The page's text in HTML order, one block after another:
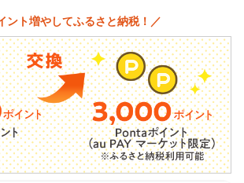
ント増やしてふるさと納税！／